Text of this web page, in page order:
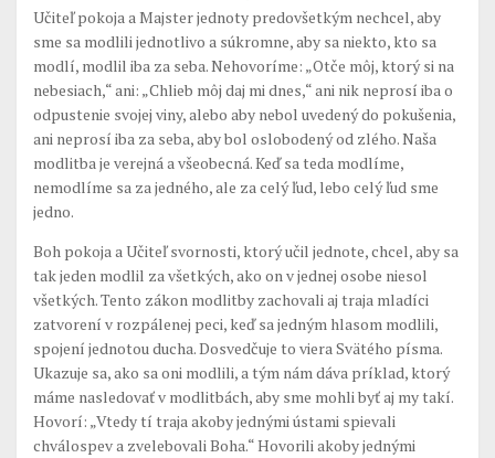
Prikázané sviatky
Kontaktujte nás
Učiteľ pokoja a Majster jednoty predovšetkým nechcel, aby
sme sa modlili jednotlivo a súkromne, aby sa niekto, kto sa
modlí, modlil iba za seba. Nehovoríme: „Otče môj, ktorý si na
nebesiach,“ ani: „Chlieb môj daj mi dnes,“ ani nik neprosí iba o
odpustenie svojej viny, alebo aby nebol uvedený do pokušenia,
ani neprosí iba za seba, aby bol oslobodený od zlého. Naša
modlitba je verejná a všeobecná. Keď sa teda modlíme,
nemodlíme sa za jedného, ale za celý ľud, lebo celý ľud sme
jedno.
Boh pokoja a Učiteľ svornosti, ktorý učil jednote, chcel, aby sa
tak jeden modlil za všetkých, ako on v jednej osobe niesol
všetkých. Tento zákon modlitby zachovali aj traja mladíci
zatvorení v rozpálenej peci, keď sa jedným hlasom modlili,
spojení jednotou ducha. Dosvedčuje to viera Svätého písma.
Ukazuje sa, ako sa oni modlili, a tým nám dáva príklad, ktorý
máme nasledovať v modlitbách, aby sme mohli byť aj my takí.
Hovorí: „Vtedy tí traja akoby jednými ústami spievali
chválospev a zvelebovali Boha.“ Hovorili akoby jednými